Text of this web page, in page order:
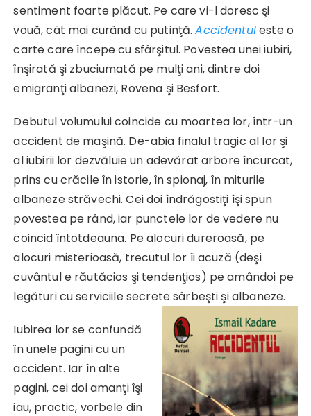
sentiment foarte plăcut. Pe care vi-l doresc şi
vouă, cât mai curând cu putinţă.Accidentuleste o
carte care începe cu sfârşitul. Povestea unei iubiri,
înşirată şi zbuciumată pe mulţi ani, dintre doi
emigranţi albanezi, Rovena şi Besfort.
Debutul volumului coincide cu moartea lor, într-un
accident de maşină. De-abia finalul tragic al lor şi
al iubirii lor dezvăluie un adevărat arbore încurcat,
prins cu crăcile în istorie, în spionaj, în miturile
albaneze străvechi. Cei doi îndrăgostiţi îşi spun
povestea pe rând, iar punctele lor de vedere nu
coincid întotdeauna. Pe alocuri dureroasă, pe
alocuri misterioasă, trecutul lor îi acuză (deşi
cuvântul e răutăcios şi tendenţios) pe amândoi pe
legături cu serviciile secrete sârbeşti şi albaneze.
Iubirea lor se confundă
în unele pagini cu un
accident. Iar în alte
pagini, cei doi amanţi îşi
iau, practic, vorbele din